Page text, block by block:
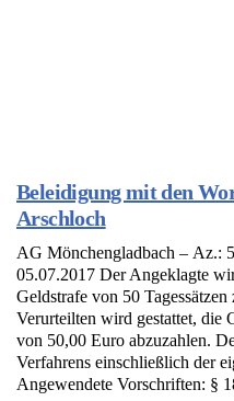
Beleidigung mit den
Arschloch
AG Mönchengladbach – Az.:
05.07.2017 Der Angeklagte
Geldstrafe von 50
Verurteilten wird gestattet, die
von 50,00 Euro abzuzahlen.
Verfahrens einschließlich der
Angewendete Vorschriften: §